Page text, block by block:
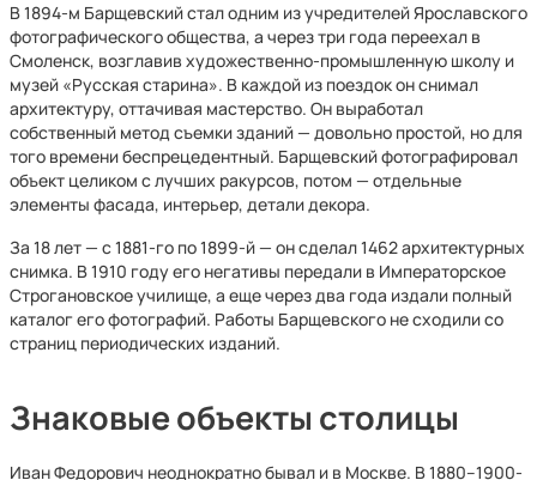
В 1894-м Барщевский стал одним из учредителей Ярославского
фотографического общества, а через три года переехал в
Смоленск, возглавив художественно-промышленную школу и
музей «Русская старина». В каждой из поездок он снимал
архитектуру, оттачивая мастерство. Он выработал
собственный метод съемки зданий — довольно простой, но для
того времени беспрецедентный. Барщевский фотографировал
объект целиком с лучших ракурсов, потом — отдельные
элементы фасада, интерьер, детали декора.
За 18 лет — с 1881-го по 1899-й — он сделал 1462 архитектурных
снимка. В 1910 году его негативы передали в Императорское
Строгановское училище, а еще через два года издали полный
каталог его фотографий. Работы Барщевского не сходили со
страниц периодических изданий.
Знаковые объекты столицы
Иван Федорович неоднократно бывал и в Москве. В 1880–1900-